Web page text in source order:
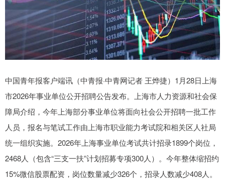
中国青年报客户端讯（中青报·中青网记者 王烨捷）1月28日上海
市2026年事业单位公开招聘公告发布。上海市人力资源和社会保
障局介绍，今年上海部分事业单位将面向社会公开招聘一批工作
人员，报名与笔试工作由上海市职业能力考试院和相关区人社局
统一组织实施。2026年上海事业单位考试共计招录1899个岗位，
2468人（包含“三支一扶”计划招募专项300人）。今年整体缩招约
15%微信股票配资，岗位数量减少326个，招录人数减少408人。